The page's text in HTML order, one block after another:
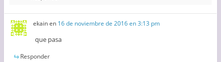
ekainen 16 de noviembre de 2016 en 3:13 pm
que pasa
Responder